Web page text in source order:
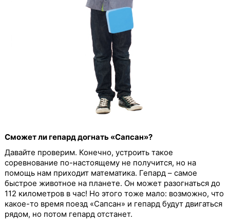
Сможет ли гепард догнать «Сапсан»?
Давайте проверим. Конечно, устроить такое
соревнование по-настоящему не получится, но на
помощь нам приходит математика. Гепард – самое
быстрое животное на планете. Он может разогнаться до
112 километров в час! Но этого тоже мало: возможно, что
какое-то время поезд «Сапсан» и гепард будут двигаться
рядом, но потом гепард отстанет.